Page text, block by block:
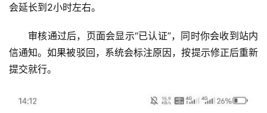
会延长到2小时左右。
审核通过后，页面会显示“已认证”，同时你会收到站内
信通知。如果被驳回，系统会标注原因，按提示修正后重新
提交就行。